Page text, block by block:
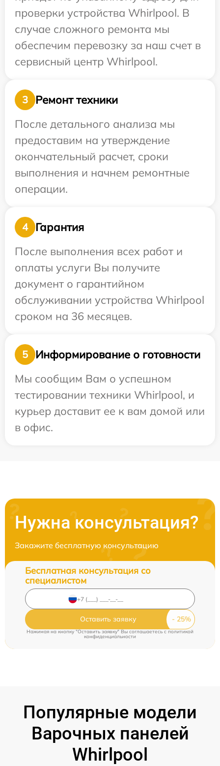
проверки устройства Whirlpool. В
случае сложного ремонта мы
обеспечим перевозку за наш счет в
сервисный центр Whirlpool.
3
Ремонт техники
После детального анализа мы
предоставим на утверждение
окончательный расчет, сроки
выполнения и начнем ремонтные
операции.
4
Гарантия
После выполнения всех работ и
оплаты услуги Вы получите
документ о гарантийном
обслуживании устройства Whirlpool
сроком на 36 месяцев.
5
Информирование о готовности
Мы сообщим Вам о успешном
тестировании техники Whirlpool, и
курьер доставит ее к вам домой или
в офис.
Нужна консультация?
Закажите бесплатную консультацию
Бесплатная консультация со
специалистом
Оставить заявку
Нажимая на кнопку "Оставить заявку" Вы соглашаетесь c политикой
конфиденциальности
Популярные модели
Варочных панелей
Whirlpool